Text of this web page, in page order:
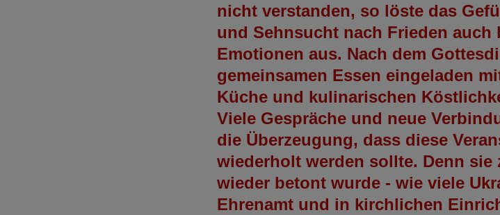
nicht verstanden, so löste das
und Sehnsucht nach Frieden auch
Emotionen aus. Nach dem
gemeinsamen Essen eingeladen
Küche und kulinarischen
Viele Gespräche und neue
die Überzeugung, dass diese
wiederholt werden sollte. Denn sie
wieder betont wurde - wie viele
Ehrenamt und in kirchlichen